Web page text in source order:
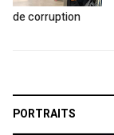
de corruption
PORTRAITS